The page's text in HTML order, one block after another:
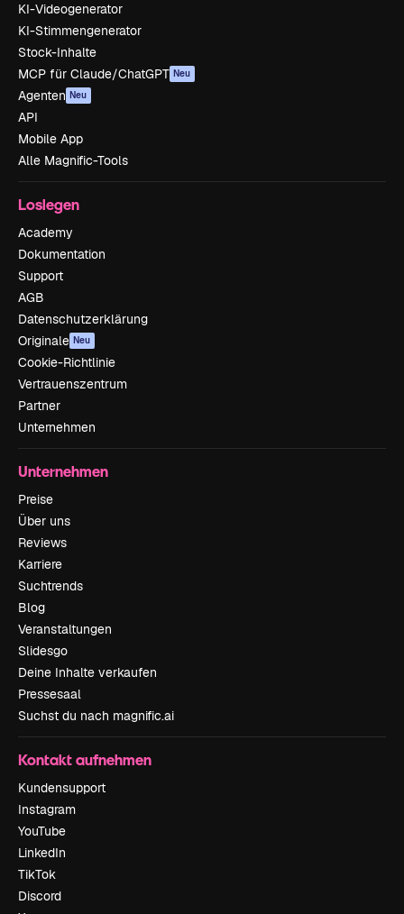
KI-Videogenerator
KI-Stimmengenerator
Stock-Inhalte
MCP für Claude/ChatGPT Neu
Agenten Neu
API
Mobile App
Alle Magnific-Tools
Loslegen
Academy
Dokumentation
Support
AGB
Datenschutzerklärung
Originale Neu
Cookie-Richtlinie
Vertrauenszentrum
Partner
Unternehmen
Unternehmen
Preise
Über uns
Reviews
Karriere
Suchtrends
Blog
Veranstaltungen
Slidesgo
Deine Inhalte verkaufen
Pressesaal
Suchst du nach magnific.ai
Kontakt aufnehmen
Kundensupport
Instagram
YouTube
LinkedIn
TikTok
Discord